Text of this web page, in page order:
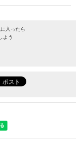
入ったら
よう
けします。